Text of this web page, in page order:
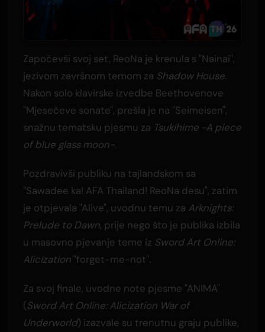
Započevši svoj set, ReoNa je krenula s "Nainai",
jezivom završnom temom za Shadow House.
Nakon solo klavirske izvedbe Beethovenove
"Mjesečeve sonate", prešla je na "Seimeisen",
snažnu tematsku pjesmu za Tsukihime -A piece
of blue glass moon-.
Pozdravivši publiku na tajlandskom sa
"Sawadee ka! AFA Thailand! ReoNa desu", zatim
je otpjevala "Alive", uvodnu temu za Arknights:
Prelude to Dawn, prije nego što je publika izbila
u masovno pjevanje teme iz Sword Art Online:
Alicization"forget-me-not".
Za svoj finale, uvodne note pjesme "ANIMA"
(Sword Art Online: Alicization War of
Underworld) izazvale su trenutnu graju publike,